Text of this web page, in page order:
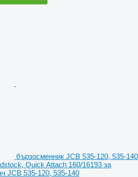
бързосменник JCB 535-120, 535-140
Quick Attach 160/16193 за
JCB 535-120, 535-140